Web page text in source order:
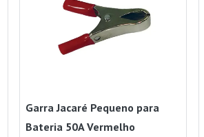
Garra Jacaré Pequeno para
Bateria 50A Vermelho